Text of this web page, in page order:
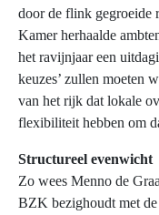
door de flink gegroeide
Kamer herhaalde
het ravijnjaar een
keuzes’ zullen moeten
van het rijk dat lokale
flexibiliteit hebben om
Structureel evenwicht
Zo wees Menno de
BZK bezighoudt met